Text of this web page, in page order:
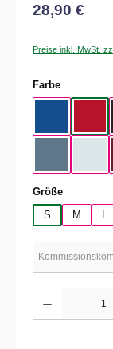
28,90 €
Preise inkl. MwSt.
Farbeauswählen
Größeauswählen
S
M